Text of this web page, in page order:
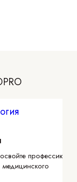
профессию с